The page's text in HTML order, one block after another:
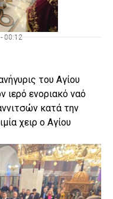
00:12
του Αγίου
ιερό ενοριακό ναό
κατά την
χειρ ο Αγίου